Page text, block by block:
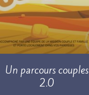
Un parcours couples
2.0